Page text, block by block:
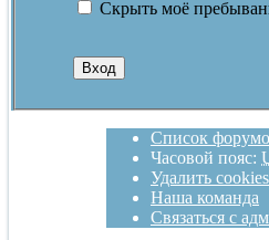
Скрыть моё
Список
Часовой пояс:
Удалить
Наша команда
Связаться с